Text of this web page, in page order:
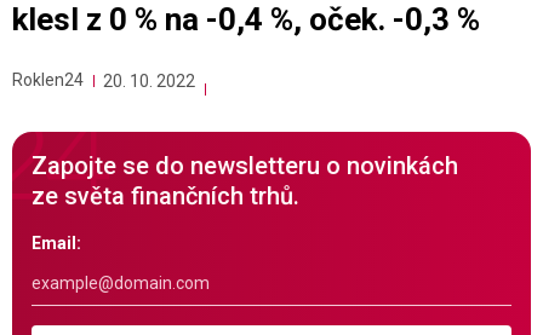
klesl z 0 % na -0,4 %, oček. -0,3 %
Roklen24 20. 10. 2022
Zapojte se do newsletteru o novinkách
ze světa finančních trhů.
Email: